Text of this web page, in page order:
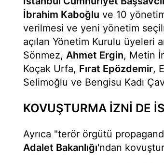
İbrahim Kaboğlu ve 10
verilmesi ve yeni yönetim
açılan Yönetim Kurulu üyeleri
Sönmez, Ahmet Ergin, Metin
Koçak Urfa, Fırat Epözdemir,
Selimoğlu ve Bengisu Kadı
KOVUŞTURMA İZNİ DE
Ayrıca "terör örgütü
Adalet Bakanlığı'ndan